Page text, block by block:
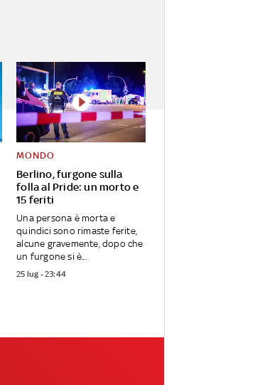
Berlino, furgone sulla
folla al Pride: un morto e
15 feriti
MONDO
Una persona è morta e
quindici sono rimaste ferite,
alcune gravemente, dopo che
un furgone si è...
25 lug - 23:44